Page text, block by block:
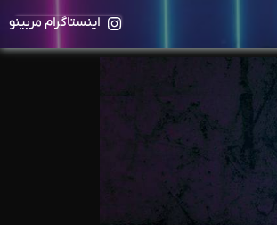
اینستاگرام مربینو